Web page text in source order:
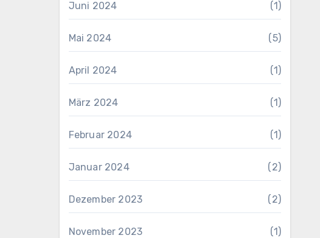
Juni 2024 (1)
Mai 2024 (5)
April 2024 (1)
März 2024 (1)
Februar 2024 (1)
Januar 2024 (2)
Dezember 2023 (2)
November 2023 (1)